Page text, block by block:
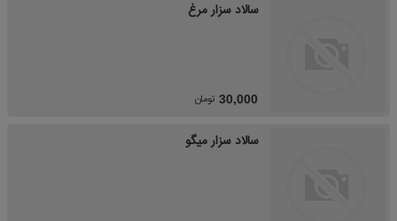
سالاد سزار مرغ
30,000 تومان
سالاد سزار میگو